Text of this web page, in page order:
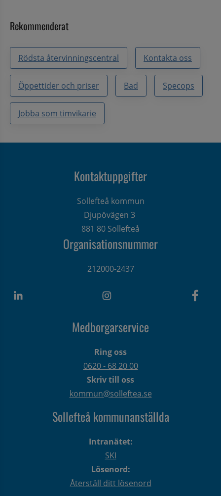
Rekommenderat
Rödsta återvinningscentral Kontakta oss
Öppettider och priser Bad Specops
Jobba som timvikarie
Kontaktuppgifter
Sollefteå kommun
Djupövägen 3
881 80 Sollefteå
Organisationsnummer
212000-2437
Medborgarservice
Ring oss
0620 - 68 20 00
Skriv till oss
kommun@solleftea.se
Sollefteå kommunanställda
Intranätet:
SKI
Lösenord:
Återställ ditt lösenord